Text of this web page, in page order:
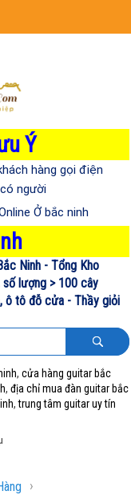
Ý
hàng gọi điện
người
Ở bắc ninh
Ninh - Tổng Kho
số lượng > 100 cây
ô tô đỗ cửa - Thầy giỏi
,cửa hàng guitar bắc
,địa chỉ mua đàn guitar bắc
,trung tâm guitar uy tín
›